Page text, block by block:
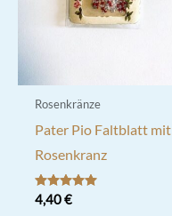
Rosenkränze
Pater Pio Faltblatt mit
Rosenkranz
Bewertet mit
5.00
4,40€